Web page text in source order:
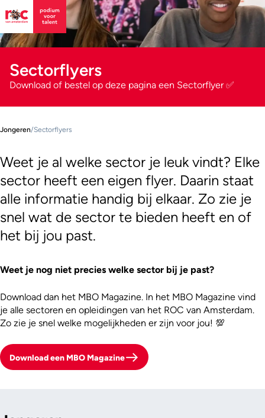
Sectorflyers
Download of bestel op deze pagina een Sectorflyer ✅
Jongeren/Sectorflyers
Weet je al welke sector je leuk vindt? Elke
sector heeft een eigen flyer. Daarin staat
alle informatie handig bij elkaar. Zo zie je
snel wat de sector te bieden heeft en of
het bij jou past.
Weet je nog niet precies welke sector bij je past?
Download dan het MBO Magazine. In het MBO Magazine vind
je alle sectoren en opleidingen van het ROC van Amsterdam.
Zo zie je snel welke mogelijkheden er zijn voor jou! 💯
Download een MBO Magazine